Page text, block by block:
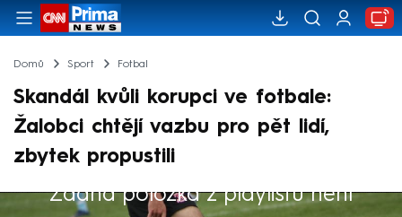
Domů Sport Fotbal
Skandál kvůli korupci ve fotbale:
Žalobci chtějí vazbu pro pět lidí,
zbytek propustili
Žádná položka z playlistu není
Výběr redakce